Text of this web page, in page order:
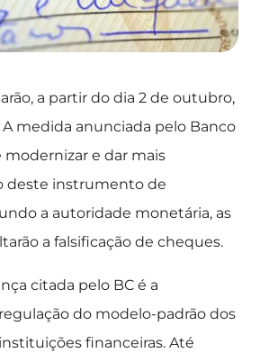
a partir do dia 2 de outubro,
medida anunciada pelo Banco
e dar mais
deste instrumento de
a autoridade monetária, as
a falsificação de cheques.
citada pelo BC é a
do modelo-padrão dos
financeiras. Até